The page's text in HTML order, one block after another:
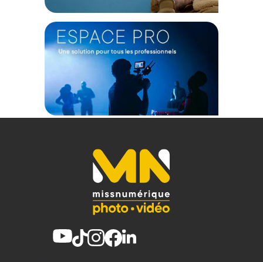
Dimensions : 94,0 x 53,0 x 44,0 mm
CONTENU DU CARTON
1x SmallRig 6501 Chargeur de batterie 65W pour Dji Mini 5 / 4
1x Câble de charge USB-C vers USB-C
1x Manuel d'utilisation
Offre valable jusqu'au 07-08-2026 inclus.
pour Dji Mini 5 / 4 / 3 Pro - Batterie & chargeur de batterie -
6941590032146
(1) Sous réserve d'éligibilité.
(2) Nombre de points Fidélité estimés, hors remises au panier, basé
sur le prix TTC en €, les points seront effectivement calculés dans le